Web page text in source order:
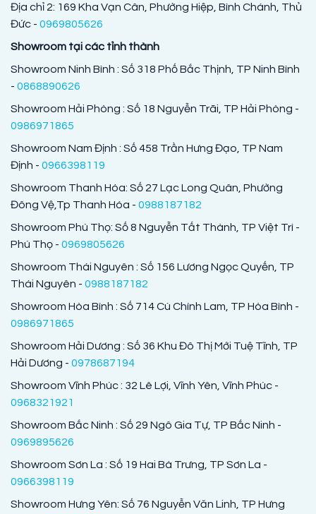
Địa chỉ 2: 169 Kha Vạn Cân, Phường Hiệp, Bình Chánh, Thủ
Đức - 0969805626
Showroom tại các tỉnh thành
Showroom Ninh Bình : Số 318 Phố Bắc Thịnh, TP Ninh Bình
- 0868890626
Showroom Hải Phòng : Số 18 Nguyễn Trãi, TP Hải Phòng -
0986971865
Showroom Nam Định : Số 458 Trần Hưng Đạo, TP Nam
Định - 0966398119
Showroom Thanh Hóa: Số 27 Lạc Long Quân, Phường
Đông Vệ,Tp Thanh Hóa - 0988187182
Showroom Phú Thọ: Số 8 Nguyễn Tất Thành, TP Việt Trì -
Phú Thọ - 0969805626
Showroom Thái Nguyên : Số 156 Lương Ngọc Quyến, TP
Thái Nguyên - 0988187182
Showroom Hòa Bình : Số 714 Cù Chính Lam, TP Hòa Bình -
0986971865
Showroom Hải Dương : Số 36 Khu Đô Thị Mới Tuệ Tĩnh, TP
Hải Dương - 0978687194
Showroom Vĩnh Phúc : 32 Lê Lợi, Vĩnh Yên, Vĩnh Phúc -
0968321921
Showroom Bắc Ninh : Số 29 Ngô Gia Tự, TP Bắc Ninh -
0969895626
Showroom Sơn La : Số 19 Hai Bà Trưng, TP Sơn La -
0966398119
Showroom Hưng Yên: Số 76 Nguyễn Văn Linh, TP Hưng